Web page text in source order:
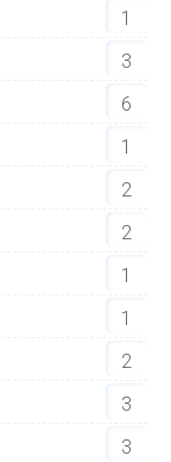
1
3
6
1
2
2
1
1
2
3
3